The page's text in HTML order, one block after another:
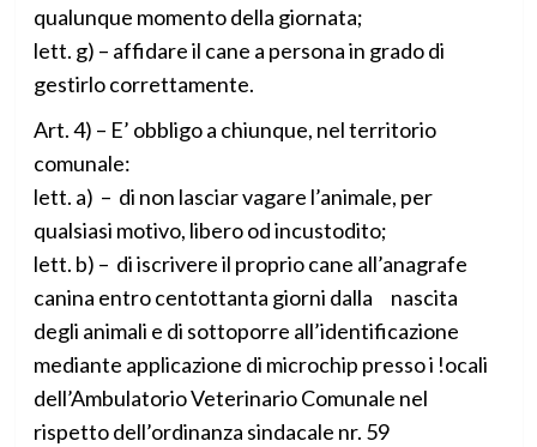
qualunque momento della giornata;
lett. g) – affidare il cane a persona in grado di
gestirlo correttamente.
Art. 4) – E’ obbligo a chiunque, nel territorio
comunale:
lett. a) – di non lasciar vagare l’animale, per
qualsiasi motivo, libero od incustodito;
lett. b) – di iscrivere il proprio cane all’anagrafe
canina entro centottanta giorni dalla nascita
degli animali e di sottoporre all’identificazione
mediante applicazione di microchip presso i !ocali
dell’Ambulatorio Veterinario Comunale nel
rispetto dell’ordinanza sindacale nr. 59